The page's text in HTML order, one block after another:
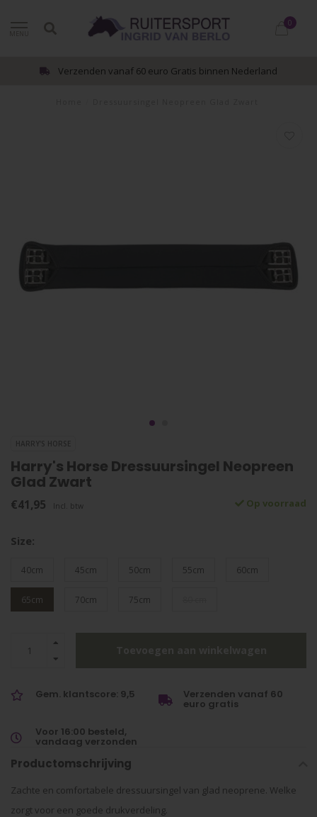
0
Verzenden vanaf 60 euro Gratis binnen Nederland
HARRY'S HORSE
Harry's Horse Dressuursingel Neopreen
Glad Zwart
€41,95 Incl. btw Op voorraad
Size:
40cm 45cm 50cm 55cm 60cm
65cm 70cm 75cm
Gem. klantscore: 9,5 Verzenden vanaf 60
euro gratis
Voor 16:00 besteld,
vandaag verzonden
Productomschrijving
Zachte en comfortabele dressuursingel van glad neoprene. Welke
zorgt voor een goede drukverdeling.